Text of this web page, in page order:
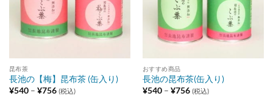
昆布茶
長池の【梅】昆布茶 (缶入り)
¥540 – ¥756価
格
(税込)
おすすめ商品
長池の昆布茶(缶入り)
¥540 – ¥756価
格
(税込)